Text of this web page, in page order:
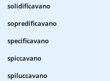
solidificavano
sopredificavano
specificavano
spiccavano
spiluccavano